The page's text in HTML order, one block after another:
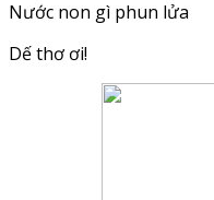
Nước non gì phun lửa
Dế thơ ơi!